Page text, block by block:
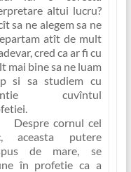
altui lucru?
sa ne alegem sa ne
atît de mult
cred ca ar fi cu
mai bine sa ne luam
si sa studiem cu
cuvîntul
cornul cel
aceasta putere
de mare, se
în profetie ca a